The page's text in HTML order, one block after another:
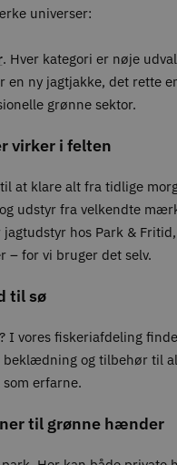
universer:
. Hver kategori er nøje
ny jagtjakke, det rette
grønne sektor.
virker i felten
at klare alt fra tidlige
udstyr fra velkendte
hos Park &
– for vi bruger det selv.
til sø
I vores fiskeriafdeling
beklædning og tilbehør til
erfarne.
til grønne hænder